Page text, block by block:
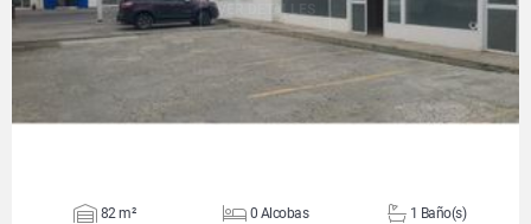
VER DETALLES
82 m² 0 Alcobas 1 Baño(s)